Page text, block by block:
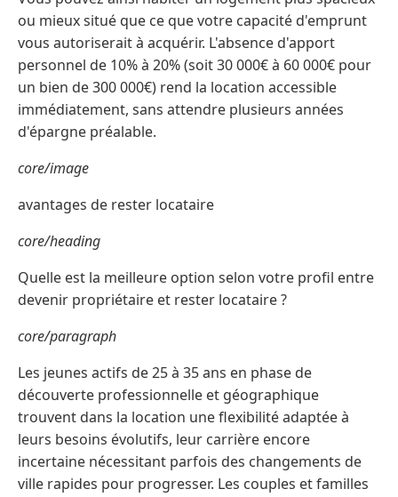
ou mieux situé que ce que votre capacité d'emprunt
vous autoriserait à acquérir. L'absence d'apport
personnel de 10% à 20% (soit 30 000€ à 60 000€ pour
un bien de 300 000€) rend la location accessible
immédiatement, sans attendre plusieurs années
d'épargne préalable.
core/image
avantages de rester locataire
core/heading
Quelle est la meilleure option selon votre profil entre
devenir propriétaire et rester locataire ?
core/paragraph
Les jeunes actifs de 25 à 35 ans en phase de
découverte professionnelle et géographique
trouvent dans la location une flexibilité adaptée à
leurs besoins évolutifs, leur carrière encore
incertaine nécessitant parfois des changements de
ville rapides pour progresser. Les couples et familles